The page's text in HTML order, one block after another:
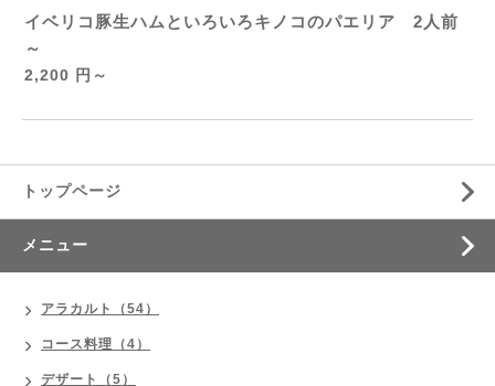
イベリコ豚生ハムといろいろキノコのパエリア 2人前
～
2,200 円～
トップページ
メニュー
アラカルト（54）
コース料理（4）
デザート（5）